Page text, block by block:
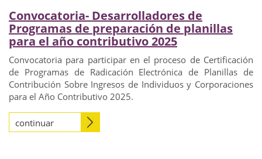
Convocatoria- Desarrolladores de
Programas de preparación de planillas
para el año contributivo 2025
continuar
Convocatoria para participar en el proceso de Certificación
de Programas de Radicación Electrónica de Planillas de
Contribución Sobre Ingresos de Individuos y Corporaciones
para el Año Contributivo 2025.